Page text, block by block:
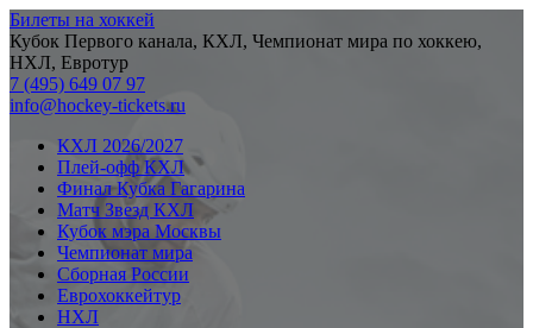
Билеты на хоккей
Кубок Первого канала, КХЛ, Чемпионат мира по хоккею,
НХЛ, Евротур
7 (495) 649 07 97
info@hockey-tickets.ru
КХЛ 2026/2027
Плей-офф КХЛ
Финал Кубка Гагарина
Матч Звезд КХЛ
Кубок мэра Москвы
Чемпионат мира
Сборная России
Еврохоккейтур
НХЛ